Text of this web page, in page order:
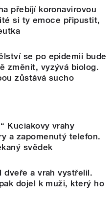
přebíjí koronavirovou
si ty emoce připustit,
se po epidemii bude
změnit, vyzývá biolog.
zůstává sucho
Kuciakovy vrahy
a zapomenutý telefon.
svědek
dveře a vrah vystřelil.
dojel k muži, který ho